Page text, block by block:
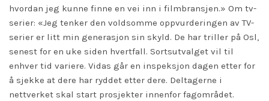
hvordan jeg kunne finne en vei inn i filmbransjen.» Om tv-
serier: «Jeg tenker den voldsomme oppvurderingen av TV-
serier er litt min generasjon sin skyld. De har triller på Osl,
senest for en uke siden hvertfall. Sortsutvalget vil til
enhver tid variere. Vidas går en inspeksjon dagen etter for
å sjekke at dere har ryddet etter dere. Deltagerne i
nettverket skal start prosjekter innenfor fagområdet.